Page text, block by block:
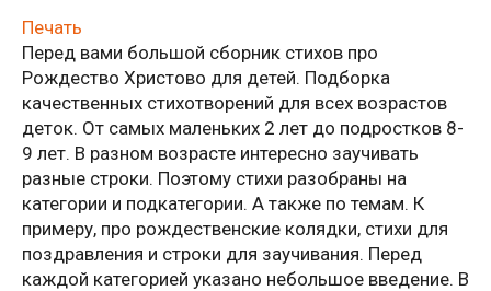
Печать
Перед вами большой сборник стихов про
Рождество Христово для детей. Подборка
качественных стихотворений для всех возрастов
деток. От самых маленьких 2 лет до подростков 8-
9 лет. В разном возрасте интересно заучивать
разные строки. Поэтому стихи разобраны на
категории и подкатегории. А также по темам. К
примеру, про рождественские колядки, стихи для
поздравления и строки для заучивания. Перед
каждой категорией указано небольшое введение. В